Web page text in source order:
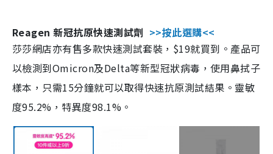
Reagen 新冠抗原快速測試劑 >>按此選購<<
莎莎網店亦有售多款快速測試套裝，$19就買到。產品可
以檢測到Omicron及Delta等新型冠狀病毒，使用鼻拭子
樣本，只需15分鐘就可以取得快速抗原測試結果。靈敏
度95.2%，特異度98.1%。